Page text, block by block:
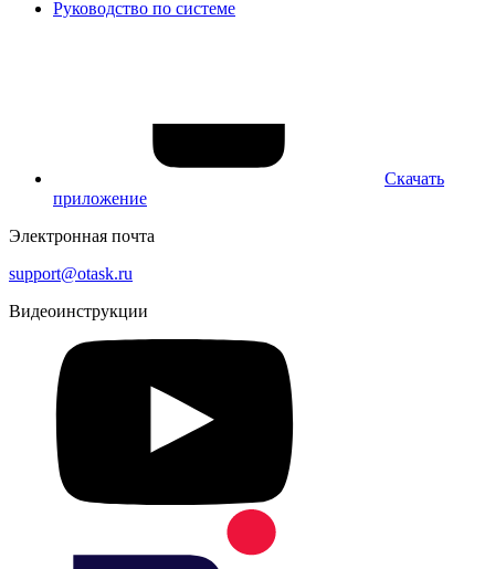
Руководство по системе
Скачать
приложение
Электронная почта
support@otask.ru
Видеоинструкции